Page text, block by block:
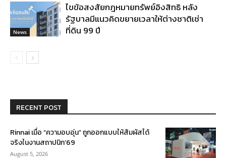
News
ไขข้อสงสัยกฎหมายทรัพย์อิงสิทธิ หลัง
รัฐบาลมีแนวคิดขยายเวลาให้ต่างชาติเช่า
ที่ดิน 99 ปี
RECENT POST
Rinnai เมื่อ “ความอบอุ่น” ถูกออกแบบให้สัมผัสได้
จริงในงานสถาปนิก’69
August 5, 2026